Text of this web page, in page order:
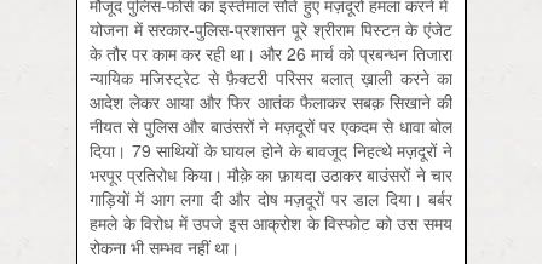
योजना में सरकार-पुलिस-प्रशासन पूरे श्रीराम पिस्टन के एंजेट
के तौर पर काम कर रही था। और 26 मार्च को प्रबन्धन तिजारा
न्यायिक मजिस्ट्रेट से फ़ैक्टरी परिसर बलात् ख़ाली करने का
आदेश लेकर आया और फिर आतंक फैलाकर सबक़ सिखाने की
नीयत से पुलिस और बाउंसरों ने मज़दूरों पर एकदम से धावा बोल
दिया। 79 साथियों के घायल होने के बावजूद निहत्थे मज़दूरों ने
भरपूर प्रतिरोध किया। मौक़े का फ़ायदा उठाकर बाउंसरों ने चार
गाड़ियों में आग लगा दी और दोष मज़दूरों पर डाल दिया। बर्बर
हमले के विरोध में उपजे इस आक्रोश के विस्फोट को उस समय
रोकना भी सम्भव नहीं था।